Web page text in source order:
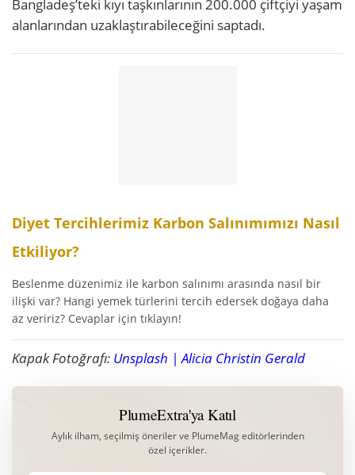
Bangladeş’teki kıyı taşkınlarının 200.000 çiftçiyi yaşam
alanlarından uzaklaştırabileceğini saptadı.
Diyet Tercihlerimiz Karbon Salınımımızı Nasıl
Etkiliyor?
Beslenme düzenimiz ile karbon salınımı arasında nasıl bir
ilişki var? Hangi yemek türlerini tercih edersek doğaya daha
az veririz? Cevaplar için tıklayın!
Kapak Fotoğrafı: Unsplash | Alicia Christin Gerald
PlumeExtra'ya Katıl
Aylık ilham, seçilmiş öneriler ve PlumeMag editörlerinden
özel içerikler.